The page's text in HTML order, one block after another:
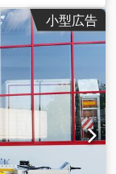
:285 /70 R19,5,
サイズ: 285 /70
席:その他, 排出
ABS（アンチロッ
,
小型広告